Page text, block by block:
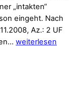
„intakten“
eingeht. Nach
Az.: 2 UF
weiterlesen